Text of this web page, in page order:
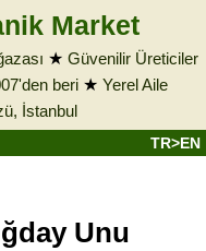
Market
★ Güvenilir Üreticiler
beri★ Yerel Aile
İstanbul
TR>EN
Unu